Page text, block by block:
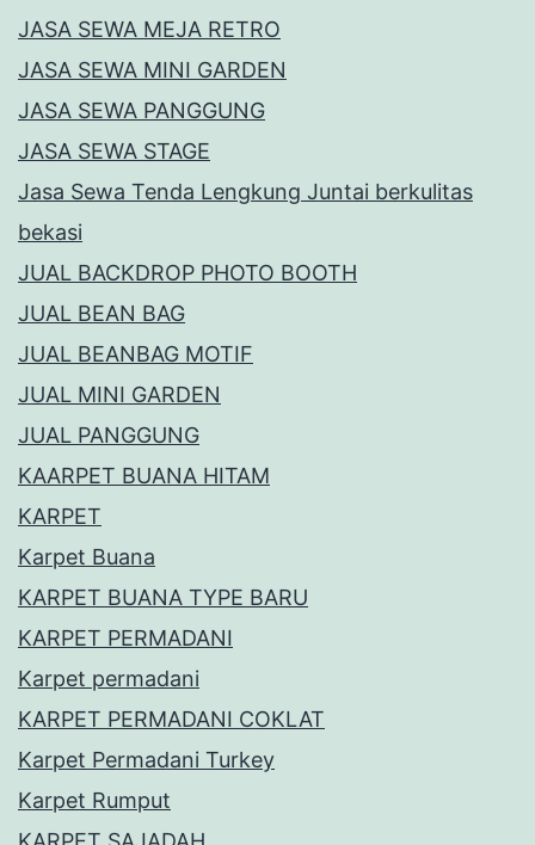
JASA SEWA MEJA RETRO
JASA SEWA MINI GARDEN
JASA SEWA PANGGUNG
JASA SEWA STAGE
Jasa Sewa Tenda Lengkung Juntai berkulitas
bekasi
JUAL BACKDROP PHOTO BOOTH
JUAL BEAN BAG
JUAL BEANBAG MOTIF
JUAL MINI GARDEN
JUAL PANGGUNG
KAARPET BUANA HITAM
KARPET
Karpet Buana
KARPET BUANA TYPE BARU
KARPET PERMADANI
Karpet permadani
KARPET PERMADANI COKLAT
Karpet Permadani Turkey
Karpet Rumput